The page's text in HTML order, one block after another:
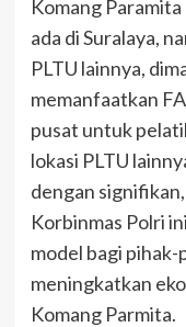
Komang
ada di Suralaya,
PLTU lainnya,
memanfaatkan
pusat untuk
lokasi PLTU
dengan
Korbinmas Polri
model bagi pihak-
meningkatkan
Komang Parmita.